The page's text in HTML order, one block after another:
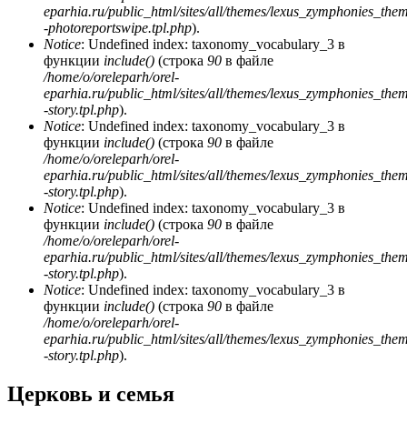
eparhia.ru/public_html/sites/all/themes/
-photoreportswipe.tpl.php).
Notice: Undefined index: taxonomy_vocabulary_3 в
функции include() (строка 90 в файле
/home/o/oreleparh/orel-
eparhia.ru/public_html/sites/all/themes/
-story.tpl.php).
Notice: Undefined index: taxonomy_vocabulary_3 в
функции include() (строка 90 в файле
/home/o/oreleparh/orel-
eparhia.ru/public_html/sites/all/themes/
-story.tpl.php).
Notice: Undefined index: taxonomy_vocabulary_3 в
функции include() (строка 90 в файле
/home/o/oreleparh/orel-
eparhia.ru/public_html/sites/all/themes/
-story.tpl.php).
Notice: Undefined index: taxonomy_vocabulary_3 в
функции include() (строка 90 в файле
/home/o/oreleparh/orel-
eparhia.ru/public_html/sites/all/themes/
-story.tpl.php).
Церковь и семья